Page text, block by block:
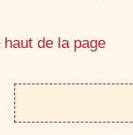
haut de la page